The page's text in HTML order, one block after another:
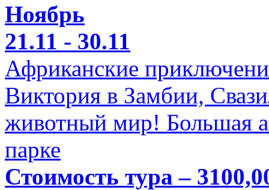
Ноябрь
21.11 - 30.11
Африканские
Виктория в Замбии,
животный мир! Большая
парке
Стоимость тура –